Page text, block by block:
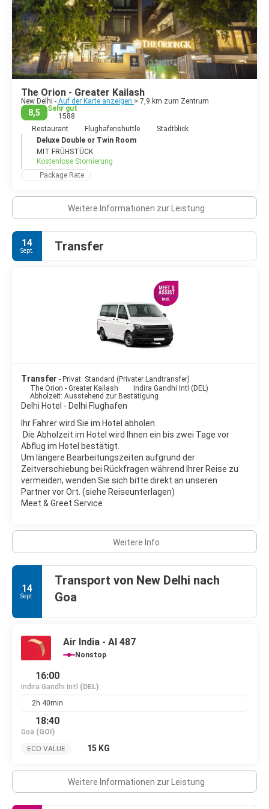
Energie ist Delhi eine Stadt, die jeden Reisenden fesseln und
inspirieren wird.
The Orion - Greater Kailash
New Delhi - Auf der Karte anzeigen > 7,9 km zum Zentrum
8,5
Sehr gut
1588
Restaurant
Flughafenshuttle
Stadtblick
Deluxe Double or Twin Room
MIT FRÜHSTÜCK
Kostenlose Stornierung
Package Rate
Weitere Informationen zur Leistung
14
Sept. Transfer
Transfer - Privat: Standard (Privater Landtransfer)
The Orion - Greater Kailash
Indira Gandhi Intl (DEL)
Abholzeit: Ausstehend zur Bestätigung
Delhi Hotel - Delhi Flughafen
Ihr Fahrer wird Sie im Hotel abholen.
Die Abholzeit im Hotel wird Ihnen ein bis zwei Tage vor
Abflug im Hotel bestätigt.
Um längere Bearbeitungszeiten aufgrund der
Zeitverschiebung bei Rückfragen während Ihrer Reise zu
vermeiden, wenden Sie sich bitte direkt an unseren
Partner vor Ort. (siehe Reiseunterlagen)
Meet & Greet Service
Weitere Info
14
Sept.
Transport von New Delhi nach
Goa
Air India - AI 487
Nonstop
16:00
Indira Gandhi Intl (DEL)
2h 40min
18:40
Goa (GOI)
ECO VALUE
15 KG
Weitere Informationen zur Leistung